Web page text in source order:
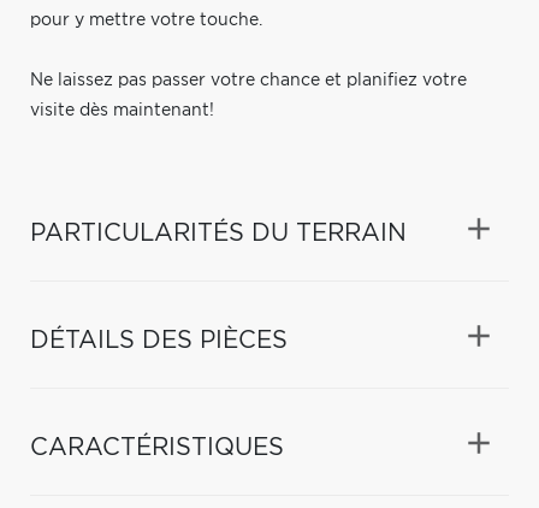
pour y mettre votre touche.
Ne laissez pas passer votre chance et planifiez votre
visite dès maintenant!
PARTICULARITÉS DU TERRAIN
DÉTAILS DES PIÈCES
CARACTÉRISTIQUES